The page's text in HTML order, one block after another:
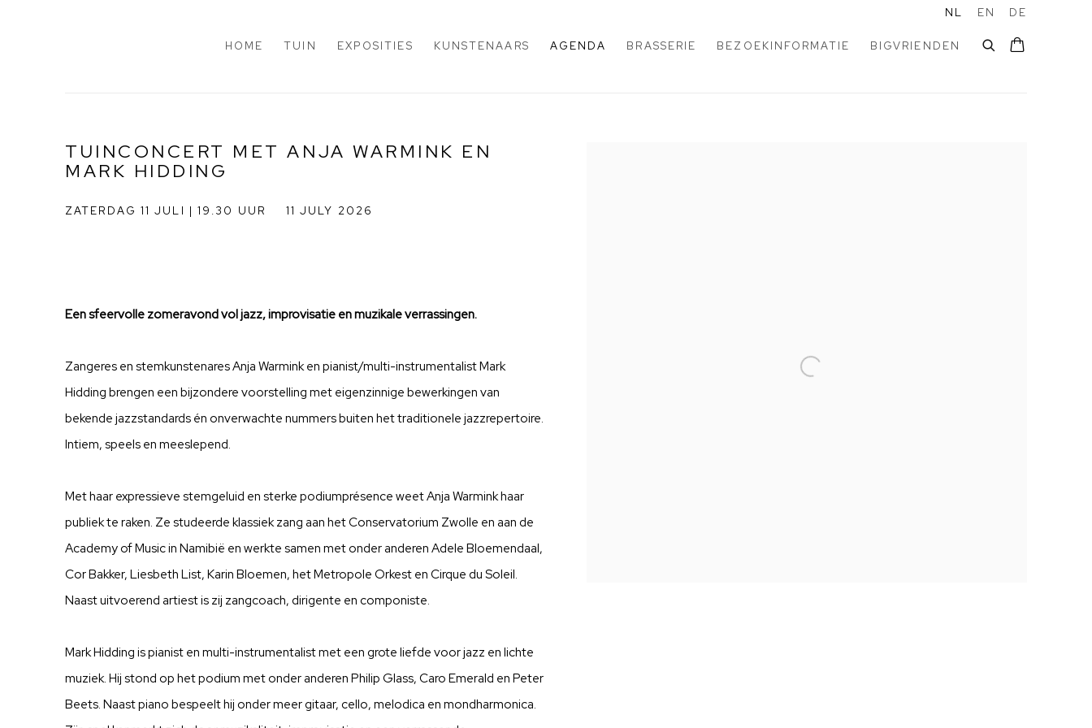
HOME TUIN EXPOSITIES KUNSTENAARS AGENDA BRASSERIE BEZOEKINFORMATIE BIGVRIENDEN
NL EN DE
TUINCONCERT MET ANJA WARMINK EN
MARK HIDDING
ZATERDAG 11 JULI | 19.30 UUR 11 JULY 2026
Een sfeervolle zomeravond vol jazz, improvisatie en muzikale verrassingen.
Zangeres en stemkunstenares Anja Warmink en pianist/multi-instrumentalist Mark
Hidding brengen een bijzondere voorstelling met eigenzinnige bewerkingen van
bekende jazzstandards én onverwachte nummers buiten het traditionele jazzrepertoire.
Intiem, speels en meeslepend.
Met haar expressieve stemgeluid en sterke podiumprésence weet Anja Warmink haar
publiek te raken. Ze studeerde klassiek zang aan het Conservatorium Zwolle en aan de
Academy of Music in Namibië en werkte samen met onder anderen Adele Bloemendaal,
Cor Bakker, Liesbeth List, Karin Bloemen, het Metropole Orkest en Cirque du Soleil.
Naast uitvoerend artiest is zij zangcoach, dirigente en componiste.
Mark Hidding is pianist en multi-instrumentalist met een grote liefde voor jazz en lichte
muziek. Hij stond op het podium met onder anderen Philip Glass, Caro Emerald en Peter
Beets. Naast piano bespeelt hij onder meer gitaar, cello, melodica en mondharmonica.